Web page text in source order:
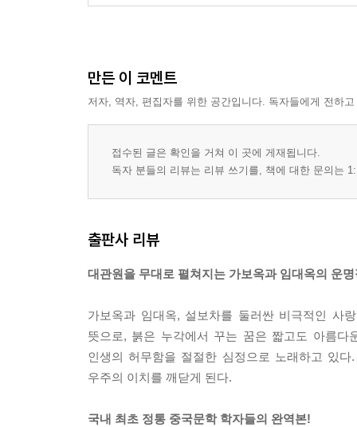
만든 이 코멘트
저자, 역자, 편집자를 위한 공간입니다. 독자들에게 전하
접수된 글은 확인을 거쳐 이 곳에 게재됩니다.
독자 분들의 리뷰는 리뷰 쓰기를, 책에 대한 문의는
출판사 리뷰
대관원을 무대로 펼쳐지는 가보옥과 임대옥의 운
가보옥과 임대옥, 설보차를 둘러싼 비극적인 사
뜻으로, 붉은 누각에서 꾸는 꿈은 짧고도 아름
인생의 허무함을 절절한 심정으로 노래하고 있
우주의 이치를 깨닫게 된다.
국내 최초 정통 중국문학 학자들의 완역본!